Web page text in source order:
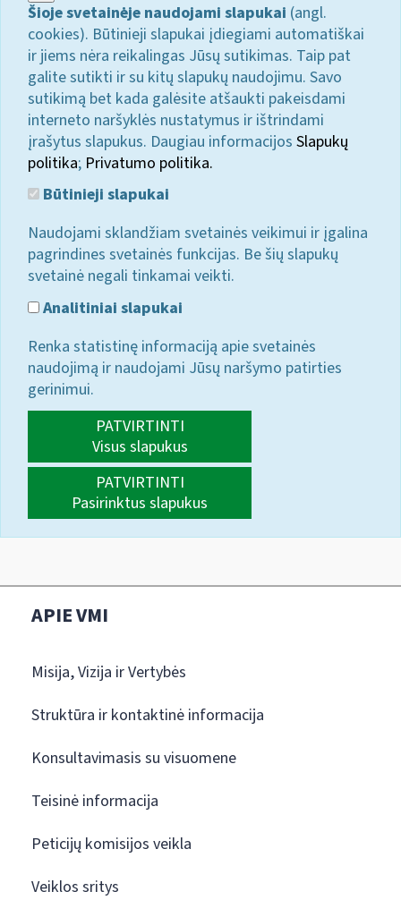
Šioje svetainėje naudojami slapukai (angl.
cookies). Būtinieji slapukai įdiegiami automatiškai
ir jiems nėra reikalingas Jūsų sutikimas. Taip pat
galite sutikti ir su kitų slapukų naudojimu. Savo
sutikimą bet kada galėsite atšaukti pakeisdami
interneto naršyklės nustatymus ir ištrindami
įrašytus slapukus. Daugiau informacijos Slapukų
politika; Privatumo politika.
Būtinieji slapukai
Naudojami sklandžiam svetainės veikimui ir įgalina
pagrindines svetainės funkcijas. Be šių slapukų
svetainė negali tinkamai veikti.
Analitiniai slapukai
Renka statistinę informaciją apie svetainės
naudojimą ir naudojami Jūsų naršymo patirties
gerinimui.
PATVIRTINTI
Visus slapukus
PATVIRTINTI
Pasirinktus slapukus
APIE VMI
Misija, Vizija ir Vertybės
Struktūra ir kontaktinė informacija
Konsultavimasis su visuomene
Teisinė informacija
Peticijų komisijos veikla
Veiklos sritys